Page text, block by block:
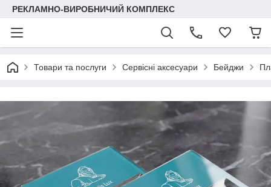
РЕКЛАМНО-ВИРОБНИЧИЙ КОМПЛЕКС
Товари та послуги Сервісні аксесуари Бейджи